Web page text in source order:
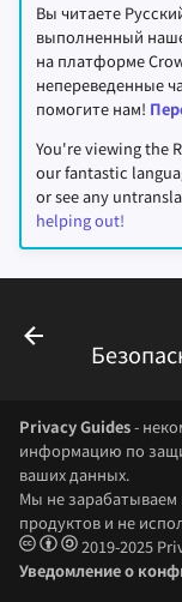
Вы читаете
выполненный
на платформе
непереведенные
помогите нам!
You're viewing the
our fantastic
or see any
helping out!
Privacy Guides-
информацию по
ваших данных.
Мы не
продуктов и не
2019-2025
Уведомление о